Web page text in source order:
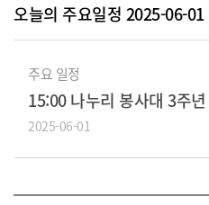
오늘의 주요일정 2025-06-
주요 일정
15:00 나누리 봉사대 3주
2025-06-01